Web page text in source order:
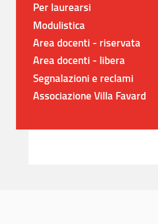
Per laurearsi
Modulistica
Area docenti - riservata
Area docenti - libera
Segnalazioni e reclami
Associazione Villa Favard